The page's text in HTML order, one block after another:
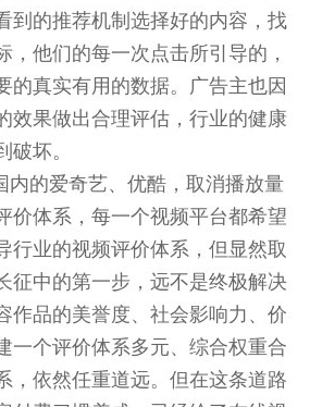
到的推荐机制选择好的内容，找
，他们的每一次点击所引导的，
的真实有用的数据。广告主也因
效果做出合理评估，行业的健康
破坏。
内的爱奇艺、优酷，取消播放量
价体系，每一个视频平台都希望
行业的视频评价体系，但显然取
征中的第一步，远不是终极解决
作品的美誉度、社会影响力、价
一个评价体系多元、综合权重合
，依然任重道远。但在这条道路